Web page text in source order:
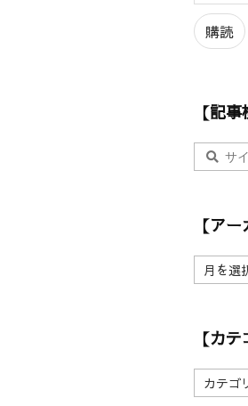
ル
ア
ド
購読
【記事
【アー
ア
イ
】
【カテ
【
カ